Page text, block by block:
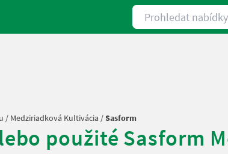
Prohledat nabídky
/ Medziriadková Kultivácia /Sasform
použité Sasform